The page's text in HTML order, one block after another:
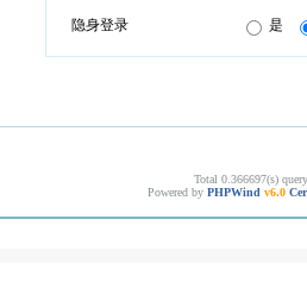
隐身登录 是
Total 0.366697(s)
Powered by PHPWind v6.0